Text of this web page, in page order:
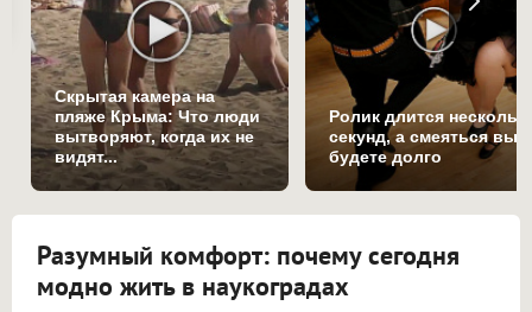
Скрытая камера на
пляже Крыма: Что люди
вытворяют, когда их не
видят...
Ролик длится
секунд, а смеяться вы
будете долго
Разумный комфорт: почему сегодня
модно жить в наукоградах